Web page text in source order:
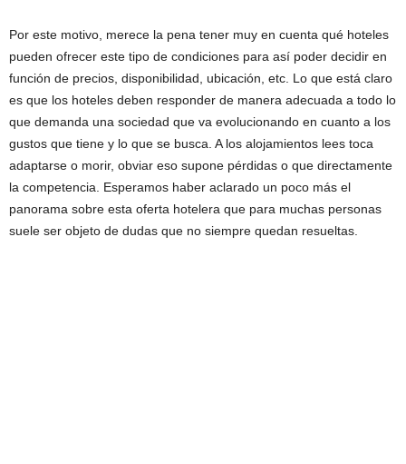
Por este motivo, merece la pena tener muy en cuenta qué hoteles
pueden ofrecer este tipo de condiciones para así poder decidir en
función de precios, disponibilidad, ubicación, etc. Lo que está claro
es que los hoteles deben responder de manera adecuada a todo lo
que demanda una sociedad que va evolucionando en cuanto a los
gustos que tiene y lo que se busca. A los alojamientos lees toca
adaptarse o morir, obviar eso supone pérdidas o que directamente
la competencia. Esperamos haber aclarado un poco más el
panorama sobre esta oferta hotelera que para muchas personas
suele ser objeto de dudas que no siempre quedan resueltas.